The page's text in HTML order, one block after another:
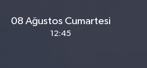
08 Ağustos Cumartesi
12:45